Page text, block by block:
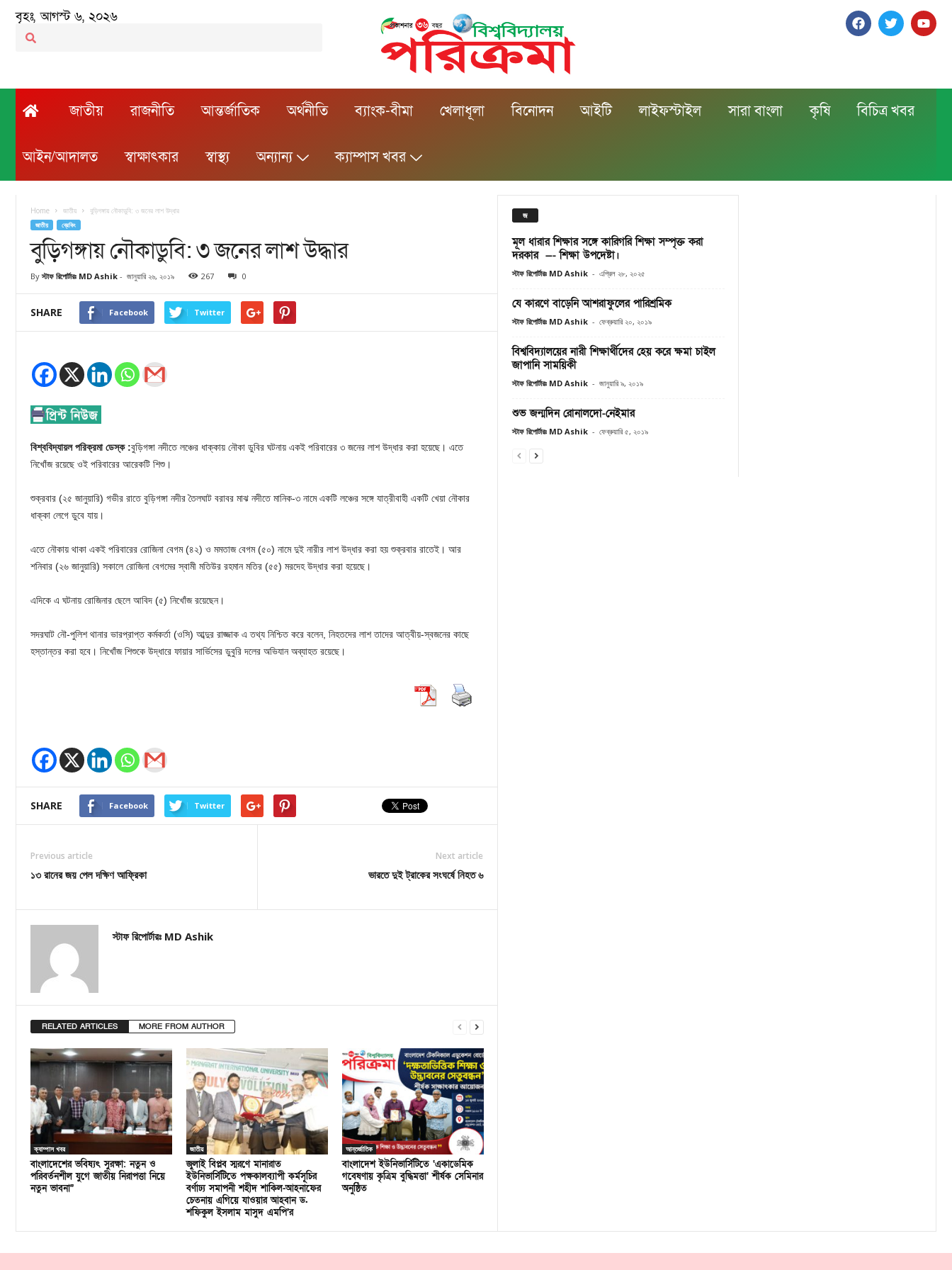
বৃহঃ, আগস্ট ৬, ২০২৬
জাতীয় রাজনীতি আন্তর্জাতিক অর্থনীতি ব্যাংক-বীমা খেলাধূলা বিনোদন আইটি লাইফস্টাইল সারা বাংলা কৃষি বিচিত্র খবর
আইন/আদালত স্বাক্ষাৎকার স্বাস্থ্য অন্যান্য ক্যাম্পাস খবর
Home জাতীয় বুড়িগঙ্গায় নৌকাডুবি: ৩ জনের লাশ উদ্ধার
জাতীয় ব্রেকিং
বুড়িগঙ্গায় নৌকাডুবি: ৩ জনের লাশ উদ্ধার
By স্টাফ রিপোর্টারঃ MD Ashik - জানুয়ারি ২৬, ২০১৯ 267 0
SHARE Facebook Twitter
বিশ্ববিদ্যায়ল পরিক্রমা ডেস্ক :বুড়িগঙ্গা নদীতে লঞ্চের ধাক্কায় নৌকা ডুবির ঘটনায় একই পরিবারের ৩ জনের লাশ উদ্ধার করা হয়েছে। এতে
নিখোঁজ রয়েছে ওই পরিবারের আরেকটি শিশু।
শুক্রবার (২৫ জানুয়ারি) গভীর রাতে বুড়িগঙ্গা নদীর তৈলঘাট বরাবর মাঝ নদীতে মানিক-৩ নামে একটি লঞ্চের সঙ্গে যাত্রীবাহী একটি খেয়া নৌকার
ধাক্কা লেগে ডুবে যায়।
এতে নৌকায় থাকা একই পরিবারের রোজিনা বেগম (৪২) ও মমতাজ বেগম (৫০) নামে দুই নারীর লাশ উদ্ধার করা হয় শুক্রবার রাতেই। আর
শনিবার (২৬ জানুয়ারি) সকালে রোজিনা বেগমের স্বামী মতিউর রহমান মতির (৫৫) মরদেহ উদ্ধার করা হয়েছে।
এদিকে এ ঘটনায় রোজিনার ছেলে আবিদ (৫) নিখোঁজ রয়েছেন।
সদরঘাট নৌ-পুলিশ থানার ভারপ্রাপ্ত কর্মকর্তা (ওসি) আব্দুর রাজ্জাক এ তথ্য নিশ্চিত করে বলেন, নিহতদের লাশ তাদের আত্বীয়-স্বজনের কাছে
হস্তান্তর করা হবে। নিখোঁজ শিশুকে উদ্ধারে ফায়ার সার্ভিসের ডুবুরি দলের অভিযান অব্যাহত রয়েছে।
SHARE Facebook Twitter
Previous article
১৩ রানের জয় পেল দক্ষিণ আফ্রিকা
Next article
ভারতে দুই ট্রাকের সংঘর্ষে নিহত ৬
স্টাফ রিপোর্টারঃ MD Ashik
RELATED ARTICLES MORE FROM AUTHOR
ক্যাম্পাস খবর
বাংলাদেশের ভবিষ্যৎ সুরক্ষা: নতুন ও
পরিবর্তনশীল যুগে জাতীয় নিরাপত্তা নিয়ে
নতুন ভাবনা”
জাতীয়
জুলাই বিপ্লব স্মরণে মানারাত
ইউনিভার্সিটিতে পক্ষকালব্যাপী কর্মসূচির
বর্ণাঢ্য সমাপনী শহীদ শাকিল-আহনাফের
চেতনায় এগিয়ে যাওয়ার আহবান ড.
শফিকুল ইসলাম মাসুদ এমপি’র
আন্তর্জাতিক
বাংলাদেশ ইউনিভার্সিটিতে ‘একাডেমিক
গবেষণায় কৃত্রিম বুদ্ধিমত্তা’ শীর্ষক সেমিনার
অনুষ্ঠিত
জ
মূল ধারার শিক্ষার সঙ্গে কারিগরি শিক্ষা সম্পৃক্ত করা
দরকার —- শিক্ষা উপদেষ্টা।
স্টাফ রিপোর্টারঃ MD Ashik - এপ্রিল ২৮, ২০২৫
যে কারণে বাড়েনি আশরাফুলের পারিশ্রমিক
স্টাফ রিপোর্টারঃ MD Ashik - ফেব্রুয়ারি ২০, ২০১৯
বিশ্ববিদ্যালয়ের নারী শিক্ষার্থীদের হেয় করে ক্ষমা চাইল
জাপানি সাময়িকী
স্টাফ রিপোর্টারঃ MD Ashik - জানুয়ারি ৯, ২০১৯
শুভ জন্মদিন রোনালদো-নেইমার
স্টাফ রিপোর্টারঃ MD Ashik - ফেব্রুয়ারি ৫, ২০১৯